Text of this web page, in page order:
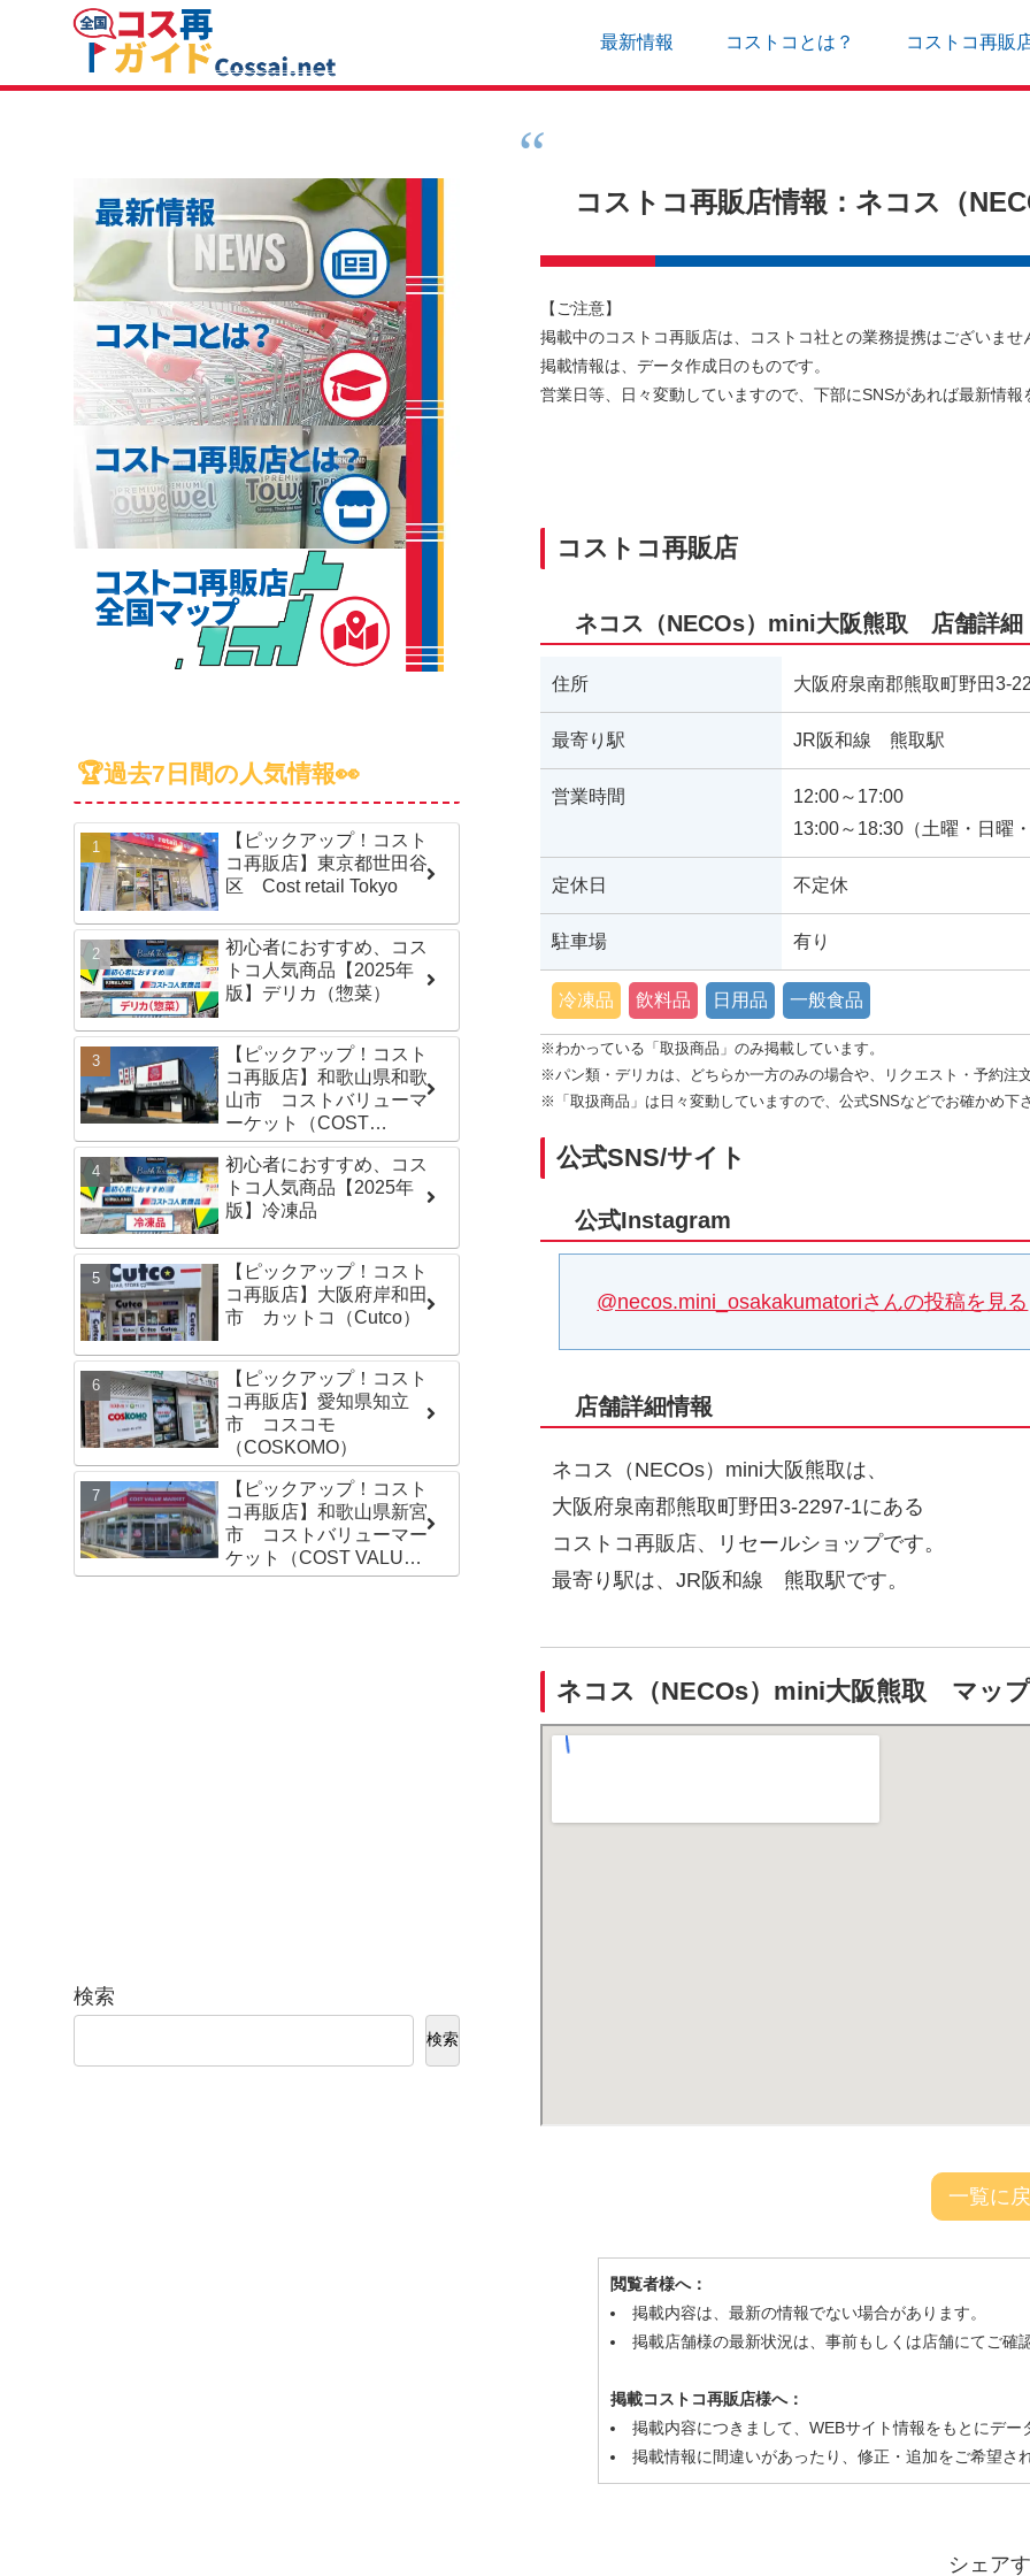
最新情報 コストコとは？ コストコ再販
コストコ再販店情報：ネコス（
【ご注意】
掲載中のコストコ再販店は、コストコ社との業務提携はございませ
掲載情報は、データ作成日のものです。
営業日等、日々変動していますので、下部にSNSがあれば最新情報
コストコ再販店
ネコス（NECOs）mini大阪熊取 店舗詳細
住所 大阪府泉南郡熊取町野田3-
最寄り駅 JR阪和線 熊取駅
営業時間
12:00～17:00
13:00～18:30（土曜・日曜
定休日 不定休
駐車場 有り
冷凍品 飲料品 日用品 一般食品
※わかっている「取扱商品」のみ掲載しています。
※パン類・デリカは、どちらか一方のみの場合や、リクエスト・予約注
※「取扱商品」は日々変動していますので、公式SNSなどでお確かめ下
公式SNS/サイト
公式Instagram
@necos.mini_osakakumatoriさんの投稿を見る
店舗詳細情報
ネコス（NECOs）mini大阪熊取は、
大阪府泉南郡熊取町野田3-2297-1にある
コストコ再販店、リセールショップです。
最寄り駅は、JR阪和線 熊取駅です。
ネコス（NECOs）mini大阪熊取 マッ
一覧に
閲覧者様へ：
掲載内容は、最新の情報でない場合があります。
掲載店舗様の最新状況は、事前もしくは店舗にてご確
掲載コストコ再販店様へ：
掲載内容につきまして、WEBサイト情報をもとにデ
掲載情報に間違いがあったり、修正・追加をご希望さ
シェア
🏆過去7日間の人気情報👀
【ピックアップ！コスト
コ再販店】東京都世田谷
区 Cost retail Tokyo
初心者におすすめ、コス
トコ人気商品【2025年
版】デリカ（惣菜）
【ピックアップ！コスト
コ再販店】和歌山県和歌
山市 コストバリューマ
ーケット（COST
VALUE MARKET）島崎
店
初心者におすすめ、コス
トコ人気商品【2025年
版】冷凍品
【ピックアップ！コスト
コ再販店】大阪府岸和田
市 カットコ（Cutco）
【ピックアップ！コスト
コ再販店】愛知県知立
市 コスコモ
（COSKOMO）
【ピックアップ！コスト
コ再販店】和歌山県新宮
市 コストバリューマー
ケット（COST VALUE
MARKET）新宮店
検索
検索